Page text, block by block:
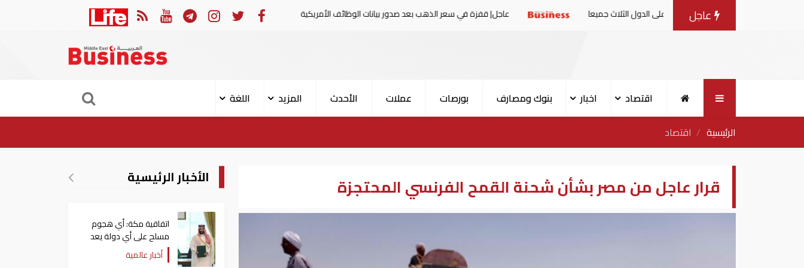
عاجل
دولة يعد هجوما على الدول الثلاث جميعا عاجل| قفزة في سعر الذهب بعد صدور بيانات الوظائف الأمريكية البيان الكامل لتوقيع اتفاقية الدفاع المشترك بين السعودية وتركيا وباكستان
اقتصاد اخبار بنوك ومصارف بورصات عملات الأحدث المزيد
اللغة
الرئيسية
اقتصاد
قرار عاجل من مصر بشأن شحنة القمح الفرنسي المحتجزة الأخبار الرئيسية
اتفاقية مكة: أي هجوم
مسلح على أي دولة يعد
هجوما على الدول الثلاث
جميعا
أخبار عالمية